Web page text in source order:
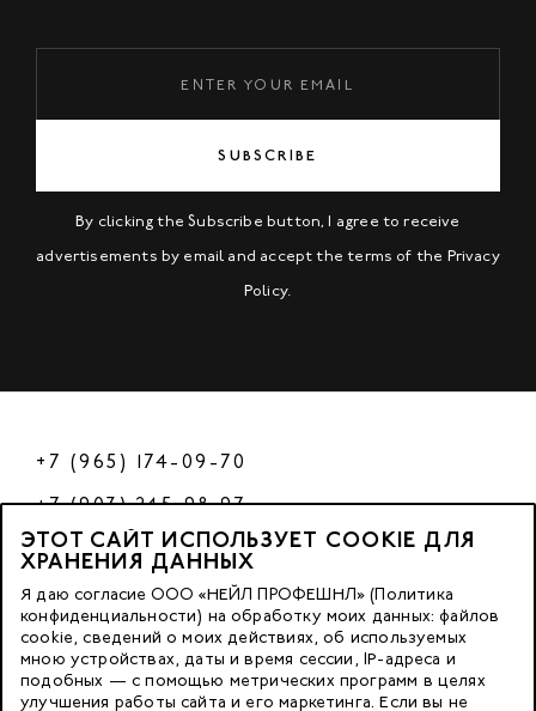
SUBSCRIBE
By clicking the Subscribe button, I agree to receive
advertisements by email and accept the terms of the Privacy
Policy.
+7 (965) 174-09-70
+7 (903) 245-98-97
РФ
© 2023 Nano Prof
117342, Russia, Moscow, Butlerova Street. 17, «BC Neo Geo»
ЭТОТ САЙТ ИСПОЛЬЗУЕТ COOKIE ДЛЯ
ХРАНЕНИЯ ДАННЫХ
Я даю согласие ООО «НЕЙЛ ПРОФЕШНЛ» (Политика
конфиденциальности) на обработку моих данных: файлов
cookie, сведений о моих действиях, об используемых
мною устройствах, даты и время сессии, IP-адреса и
подобных — с помощью метрических программ в целях
улучшения работы сайта и его маркетинга. Если вы не